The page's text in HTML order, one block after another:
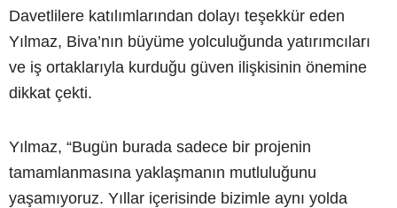
Davetlilere katılımlarından dolayı teşekkür eden
Yılmaz, Biva’nın büyüme yolculuğunda yatırımcıları
ve iş ortaklarıyla kurduğu güven ilişkisinin önemine
dikkat çekti.
Yılmaz, “Bugün burada sadece bir projenin
tamamlanmasına yaklaşmanın mutluluğunu
yaşamıyoruz. Yıllar içerisinde bizimle aynı yolda